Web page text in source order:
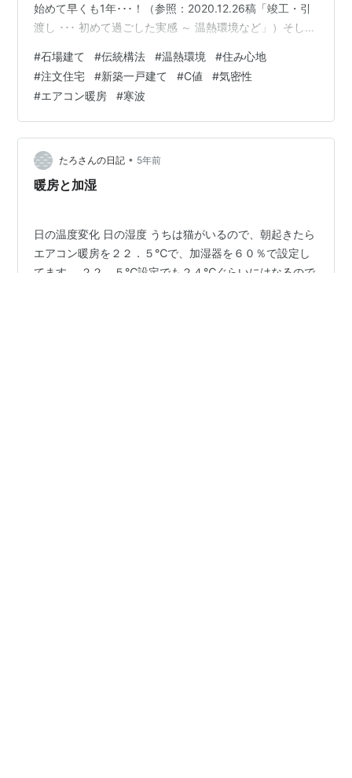
始めて早くも1年･･･！​（参照：2020.12.26稿「竣工・引
渡し ･･･ 初めて過ごした実感 ～ 温熱環境など」）​そして
その前にと昨日は、それでもけっこう冷え込むなか、 信
楽(滋賀･甲賀市)の​土鍋専業の窯元​に、土鍋を買いに妻と
行ってきました。 信楽の旧市街地にある​古民家ギャラリ
ーカフェ​で昼食。 築百年に迫ろうか(?)という建物は傷み
がひどく、断熱も気密もあったもんじゃ…
#石場建て #伝統構法 #温熱環境 #住み心地
#注文住宅 #新築一戸建て #C値 #気密性
#エアコン暖房 #寒波
たろさんの日記 • 5年前
暖房と加湿
日の温度変化 日の湿度 うちは猫がいるので、朝起きたら
エアコン暖房を２２．５℃で、加湿器を６０％で設定し
てます。 ２２．５℃設定でも２４℃ぐらいにはなるので